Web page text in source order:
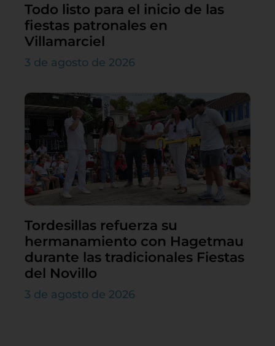
Todo listo para el inicio de las
fiestas patronales en
Villamarciel
3 de agosto de 2026
Tordesillas refuerza su
hermanamiento con Hagetmau
durante las tradicionales Fiestas
del Novillo
3 de agosto de 2026